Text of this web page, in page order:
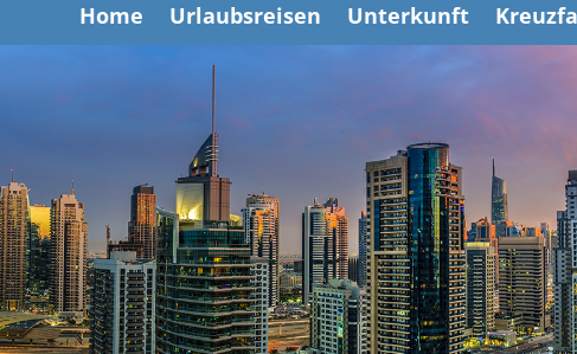
Home Urlaubsreisen Unterkunft